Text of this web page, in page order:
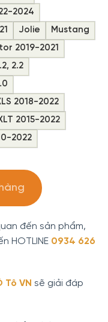
2024
Jolie
Mustang
2019-2021
2.2
2018-2022
2015-2022
2022
cấp số lượng
đến sản phẩm,
HOTLINE 0934 626
Tô VN sẽ giải đáp